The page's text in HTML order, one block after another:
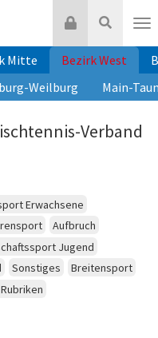
Suche
Login
Mitte Bezirk West
Weilburg Main-
Verband
Erwachsene
Aufbruch
Jugend
Sonstiges
Breitensport